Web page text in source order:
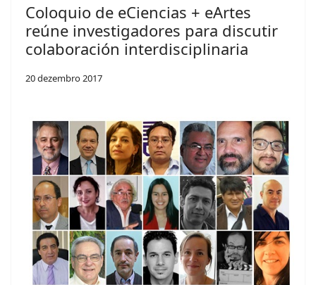
Coloquio de eCiencias + eArtes
reúne investigadores para discutir
colaboración interdisciplinaria
20 dezembro 2017